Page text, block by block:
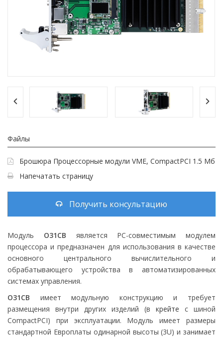
Файлы
Брошюра Процессорные модули VME, CompactPCI 1.5 Мб
Напечатать страницу
Получить консультацию
Модуль O31CB является PC-совместимым модулем
процессора и предназначен для использования в качестве
основного центрального вычислительного и
обрабатывающего устройства в автоматизированных
системах управления.
O31CB имеет модульную конструкцию и требует
размещения внутри других изделий (в крейте с шиной
CompactPCI) при эксплуатации. Модуль имеет размеры
стандартной Европлаты одинарной высоты (3U) и занимает